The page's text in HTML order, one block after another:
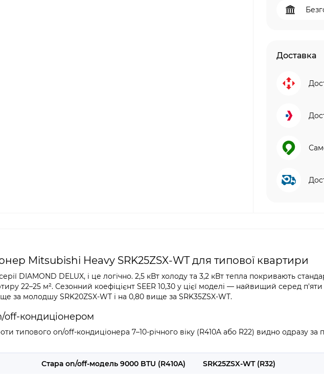
Доставка
Mitsubishi Heavy SRK25ZSX-WT для типової квартири
DIAMOND DELUX, і це логічно. 2,5 кВт холоду та 3,2 кВт тепла покривають
22–25 м². Сезонний коефіцієнт SEER 10,30 у цієї моделі — найвищий серед п'яти
за молодшу SRK20ZSX-WT і на 0,80 вище за SRK35ZSX-WT.
off-кондиціонером
типового on/off-кондиціонера 7–10-річного віку (R410A або R22) видно одразу за
Стара on/off-модель 9000 BTU (R410A) SRK25ZSX-WT (R32)